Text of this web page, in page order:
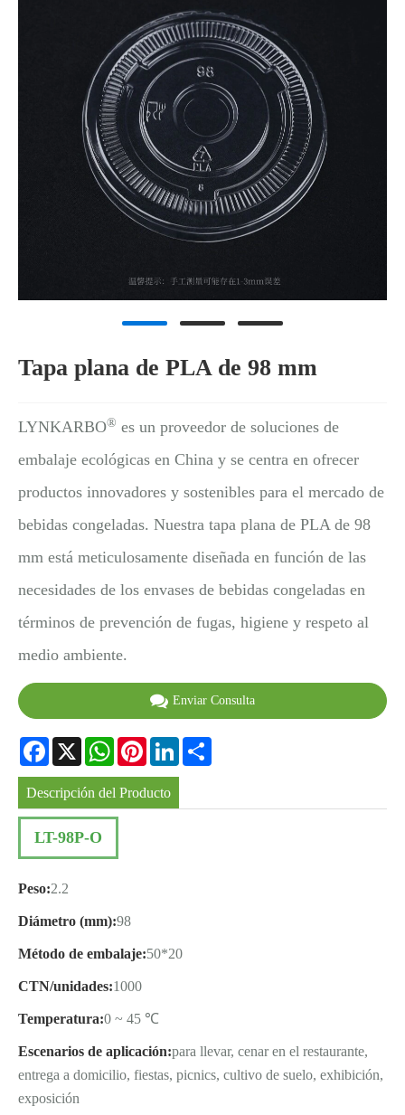
Tapa plana de PLA de 98 mm
LYNKARBO® es un proveedor de soluciones de
embalaje ecológicas en China y se centra en ofrecer
productos innovadores y sostenibles para el mercado de
bebidas congeladas. Nuestra tapa plana de PLA de 98
mm está meticulosamente diseñada en función de las
necesidades de los envases de bebidas congeladas en
términos de prevención de fugas, higiene y respeto al
medio ambiente.
Enviar Consulta
Facebook
X WhatsAppPinterestLinkedIn
Descripción del Producto
LT-98P-O
Peso:2.2
Diámetro (mm):98
Método de embalaje:50*20
CTN/unidades:1000
Temperatura:0 ~ 45 ℃
Escenarios de aplicación:para llevar, cenar en el restaurante,
entrega a domicilio, fiestas, picnics, cultivo de suelo, exhibición,
exposición